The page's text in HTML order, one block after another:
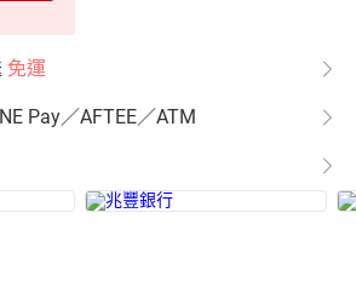
免運
Pay／AFTEE／ATM